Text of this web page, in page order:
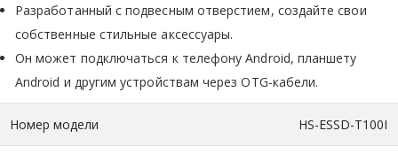
Разработанный с подвесным отверстием, создайте свои
собственные стильные аксессуары.
Он может подключаться к телефону Android, планшету
Android и другим устройствам через OTG-кабели.
Номер модели HS-ESSD-T100I